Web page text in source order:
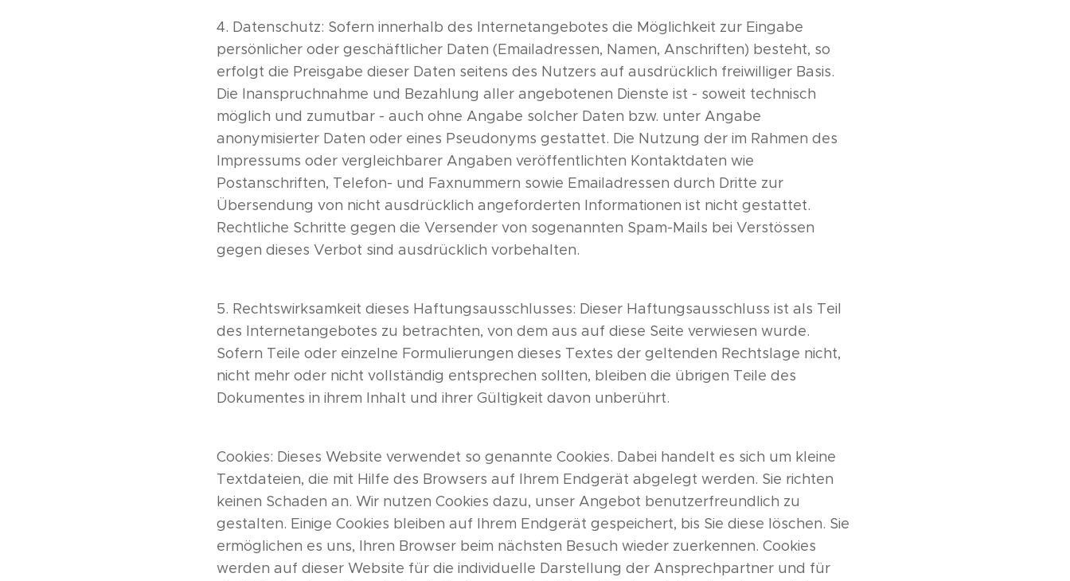
4. Datenschutz: Sofern innerhalb des Internetangebotes die Möglichkeit zur Eingabe
persönlicher oder geschäftlicher Daten (Emailadressen, Namen, Anschriften) besteht, so
erfolgt die Preisgabe dieser Daten seitens des Nutzers auf ausdrücklich freiwilliger Basis.
Die Inanspruchnahme und Bezahlung aller angebotenen Dienste ist - soweit technisch
möglich und zumutbar - auch ohne Angabe solcher Daten bzw. unter Angabe
anonymisierter Daten oder eines Pseudonyms gestattet. Die Nutzung der im Rahmen des
Impressums oder vergleichbarer Angaben veröffentlichten Kontaktdaten wie
Postanschriften, Telefon- und Faxnummern sowie Emailadressen durch Dritte zur
Übersendung von nicht ausdrücklich angeforderten Informationen ist nicht gestattet.
Rechtliche Schritte gegen die Versender von sogenannten Spam-Mails bei Verstössen
gegen dieses Verbot sind ausdrücklich vorbehalten.
5. Rechtswirksamkeit dieses Haftungsausschlusses: Dieser Haftungsausschluss ist als Teil
des Internetangebotes zu betrachten, von dem aus auf diese Seite verwiesen wurde.
Sofern Teile oder einzelne Formulierungen dieses Textes der geltenden Rechtslage nicht,
nicht mehr oder nicht vollständig entsprechen sollten, bleiben die übrigen Teile des
Dokumentes in ihrem Inhalt und ihrer Gültigkeit davon unberührt.
Cookies: Dieses Website verwendet so genannte Cookies. Dabei handelt es sich um kleine
Textdateien, die mit Hilfe des Browsers auf Ihrem Endgerät abgelegt werden. Sie richten
keinen Schaden an. Wir nutzen Cookies dazu, unser Angebot benutzerfreundlich zu
gestalten. Einige Cookies bleiben auf Ihrem Endgerät gespeichert, bis Sie diese löschen. Sie
ermöglichen es uns, Ihren Browser beim nächsten Besuch wieder zuerkennen. Cookies
werden auf dieser Website für die individuelle Darstellung der Ansprechpartner und für